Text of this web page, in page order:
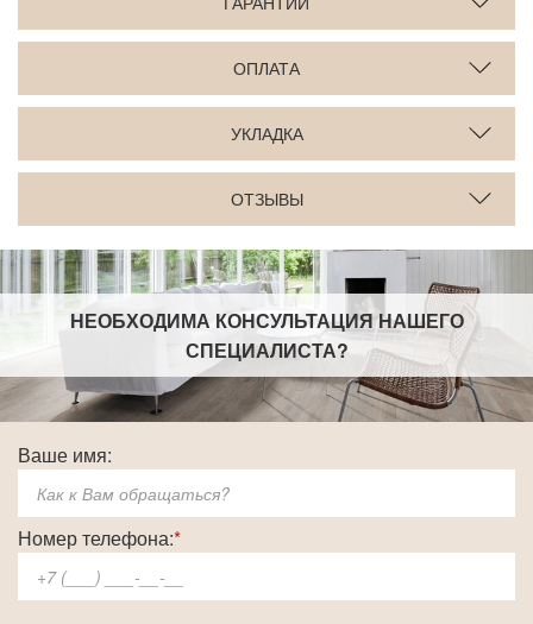
ОПЛАТА
УКЛАДКА
ОТЗЫВЫ
НЕОБХОДИМА КОНСУЛЬТАЦИЯ НАШЕГО
СПЕЦИАЛИСТА?
Ваше имя:
Номер телефона:*